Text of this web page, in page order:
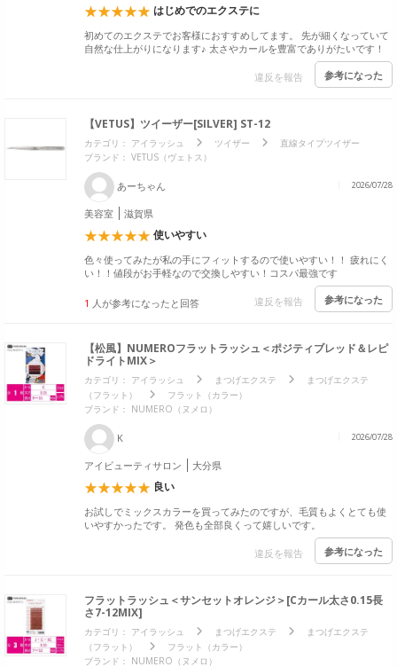
はじめでのエクステに
初めてのエクステでお客様におすすめしてます。 先が細くなっていて
自然な仕上がりになります♪ 太さやカールを豊富でありがたいです！
違反を報告 参考になった
【VETUS】ツイーザー[SILVER] ST-12
カテゴリ： アイラッシュ ツイザー
直線タイプツイザー
ブランド： VETUS（ヴェトス）
あーちゃん 2026/07/28
美容室 滋賀県
使いやすい
色々使ってみたが私の手にフィットするので使いやすい！！ 疲れにく
い！！値段がお手軽なので交換しやすい！コスパ最強です
1 人が参考になったと回答 違反を報告 参考になった
【松風】NUMEROフラットラッシュ＜ポジティブレッド＆レピ
ドライトMIX＞
カテゴリ： アイラッシュ まつげエクステ
まつげエクステ
（フラット）
フラット（カラー）
ブランド： NUMERO（ヌメロ）
K 2026/07/28
アイビューティサロン 大分県
良い
お試しでミックスカラーを買ってみたのですが、毛質もよくとても使
いやすかったです。 発色も全部良くって嬉しいです。
違反を報告 参考になった
フラットラッシュ＜サンセットオレンジ＞[Cカール太さ0.15長
さ7-12MIX]
カテゴリ： アイラッシュ まつげエクステ
まつげエクステ
（フラット）
フラット（カラー）
ブランド： NUMERO（ヌメロ）